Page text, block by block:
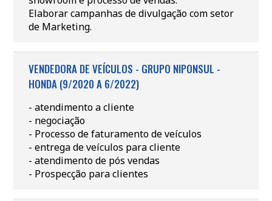
Elaborar campanhas de divulgação com setor
de Marketing.
VENDEDORA DE VEÍCULOS - GRUPO NIPONSUL -
HONDA (9/2020 A 6/2022)
- atendimento a cliente
- negociação
- Processo de faturamento de veículos
- entrega de veículos para cliente
- atendimento de pós vendas
- Prospecção para clientes